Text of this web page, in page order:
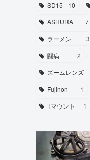
SD15
10
ASHURA
7
ラーメン
3
闘病
2
ズームレンズ
Fujinon
1
Tマウント
1